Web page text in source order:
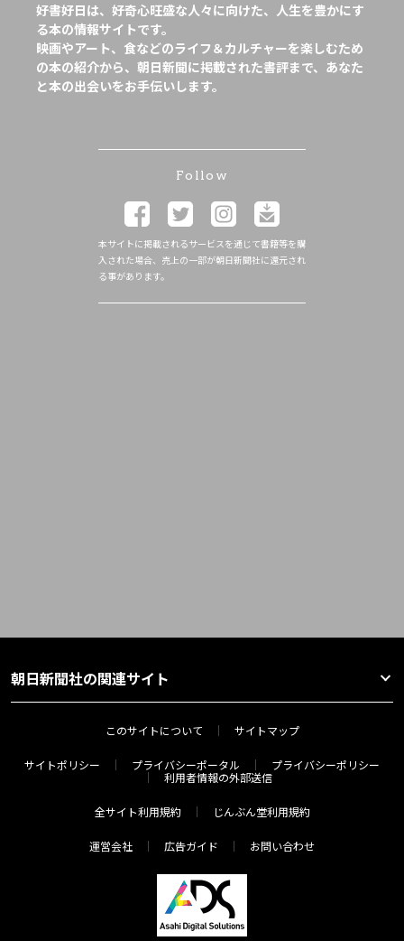
好書好日は、好奇心旺盛な人々に向けた、人生を豊かにす
る本の情報サイトです。
映画やアート、食などのライフ＆カルチャーを楽しむため
の本の紹介から、朝日新聞に掲載された書評まで、あなた
と本の出会いをお手伝いします。
Follow
本サイトに掲載されるサービスを通じて書籍等を購
入された場合、売上の一部が朝日新聞社に還元され
る事があります。
朝日新聞社の関連サイト
このサイトについて サイトマップ
サイトポリシー プライバシーポータル
プライバシーポリシー
利用者情報の外部送信
全サイト利用規約 じんぶん堂利用規約
運営会社 広告ガイド お問い合わせ